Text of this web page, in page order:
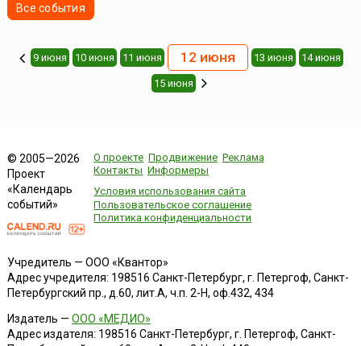
Все события
9 июня 10 июня 11 июня 12 июня 13 июня 14 июня
15 июня
© 2005—2026
Проект
«Календарь
событий»
О проекте Продвижение Реклама
Контакты Информеры
Условия использования сайта
Пользовательское соглашение
Политика конфиденциальности
Учредитель — ООО «Квантор»
Адрес учредителя: 198516 Санкт-Петербург, г. Петергоф, Санкт-
Петербургский пр., д.60, лит.А, ч.п. 2-Н, оф.432, 434
Издатель — ООО «МЕДИО»
Адрес издателя: 198516 Санкт-Петербург, г. Петергоф, Санкт-